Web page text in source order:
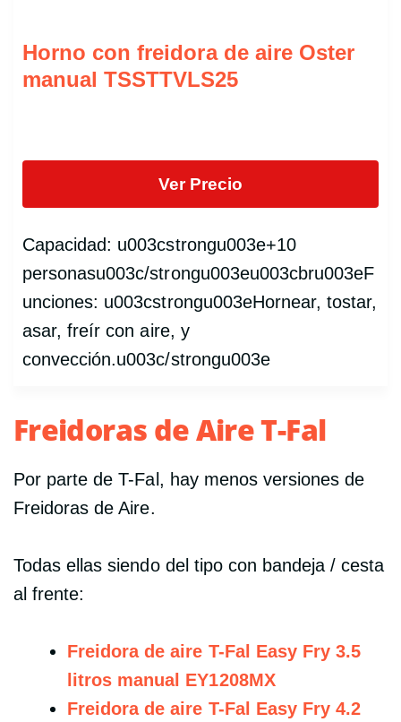
Horno con freidora de aire Oster
manual TSSTTVLS25
Ver Precio
Capacidad: u003cstrongu003e+10
personasu003c/strongu003eu003cbru003eF
unciones: u003cstrongu003eHornear, tostar,
asar, freír con aire, y
convección.u003c/strongu003e
Freidoras de Aire T-Fal
Por parte de T-Fal, hay menos versiones de
Freidoras de Aire.
Todas ellas siendo del tipo con bandeja / cesta
al frente:
Freidora de aire T-Fal Easy Fry 3.5
litros manual EY1208MX
Freidora de aire T-Fal Easy Fry 4.2